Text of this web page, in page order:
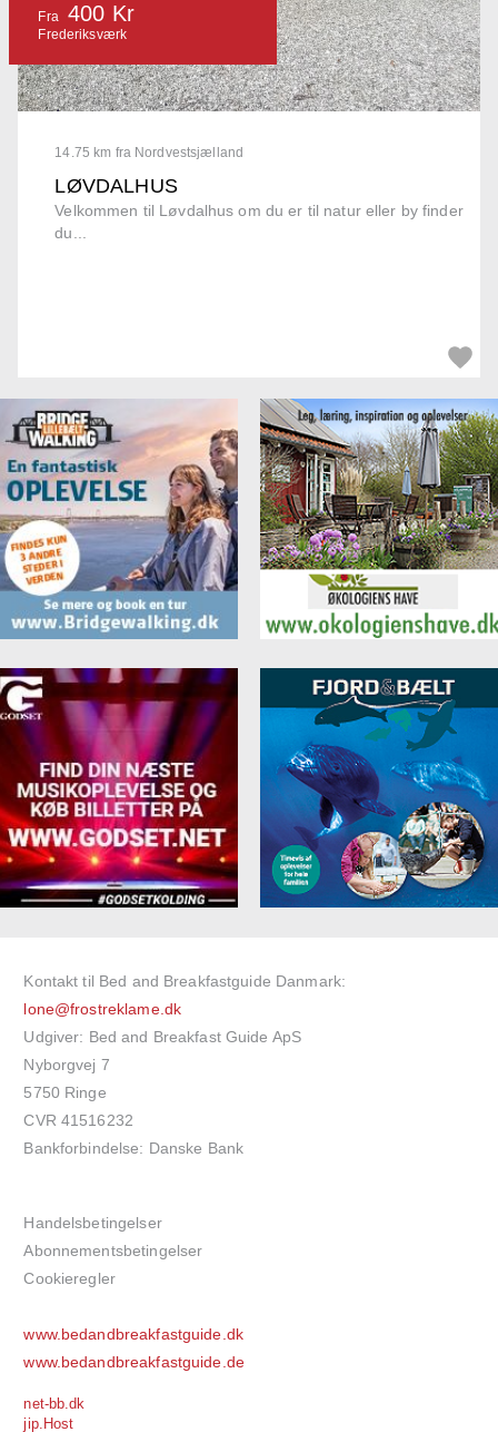
14.75 km fra Nordvestsjælland
LØVDALHUS
Velkommen til Løvdalhus om du er til natur eller by finder
du...
Fra 400 Kr
Frederiksværk
Kontakt til Bed and Breakfastguide Danmark:
lone@frostreklame.dk
Udgiver: Bed and Breakfast Guide ApS
Nyborgvej 7
5750 Ringe
CVR 41516232
Bankforbindelse: Danske Bank
Handelsbetingelser
Abonnementsbetingelser
Cookieregler
www.bedandbreakfastguide.dk
www.bedandbreakfastguide.de
net-bb.dk
jip.Host